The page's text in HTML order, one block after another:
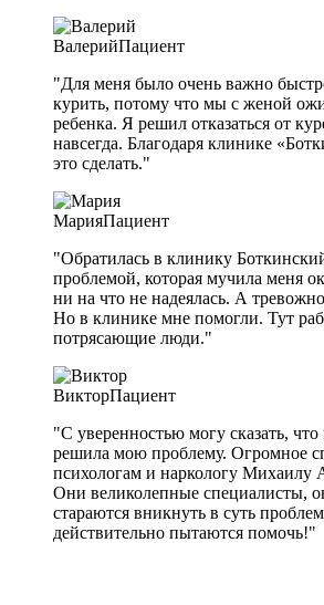
ВалерийПациент
"Для меня было очень важно
курить, потому что мы с женой
ребенка. Я решил отказаться от
навсегда. Благодаря клинике
это сделать."
МарияПациент
"Обратилась в клинику
проблемой, которая мучила меня
ни на что не надеялась. А
Но в клинике мне помогли. Тут
потрясающие люди."
ВикторПациент
"С уверенностью могу сказать,
решила мою проблему. Огромное
психологам и наркологу Михаилу
Они великолепные специалисты,
стараются вникнуть в суть
действительно пытаются помочь!"